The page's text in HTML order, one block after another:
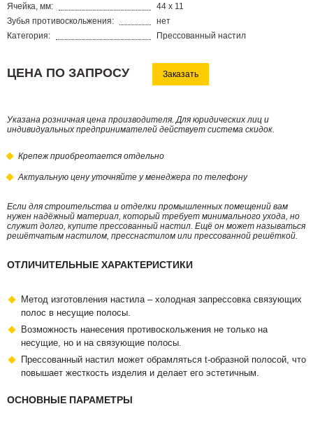
Ячейка, мм:
44 х 11
Зубья противоскольжения:
нет
Категория:
Прессованный настил
ЦЕНА ПО ЗАПРОСУ Заказать
Указана розничная цена производителя. Для юридических лиц и
индивидуальных предпринимателей действует система скидок.
Крепеж приобреотается отдельно
Актуальную цену уточняйте у менеджера по телефону
Если для строительства и отделки промышленных помещений вам
нужен надёжный материал, который требует минимального ухода, но
служит долго, купите прессованный настил. Ещё он может называться
решётчатым настилом, пресснастилом или прессованной решёткой.
ОТЛИЧИТЕЛЬНЫЕ ХАРАКТЕРИСТИКИ
Метод изготовления настила – холодная запрессовка связующих
полос в несущие полосы.
Возможность нанесения противоскольжения не только на
несущие, но и на связующие полосы.
Прессованный настил может обрамляться t-образной полосой, что
повышает жесткость изделия и делает его эстетичным.
ОСНОВНЫЕ ПАРАМЕТРЫ